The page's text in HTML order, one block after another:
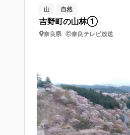
山 自然
吉野町の山林①
奈良県 奈良テレビ放送